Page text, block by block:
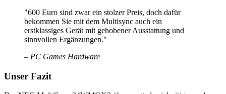
"600 Euro sind zwar ein stolzer Preis, doch dafür
bekommen Sie mit dem Multisync auch ein
erstklassiges Gerät mit gehobener Ausstattung und
sinnvollen Ergänzungen."
– PC Games Hardware
Unser Fazit